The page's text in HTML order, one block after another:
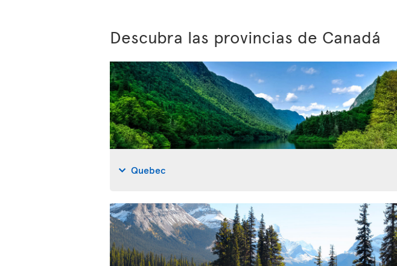
Descubra las provincias de Canadá
Quebec